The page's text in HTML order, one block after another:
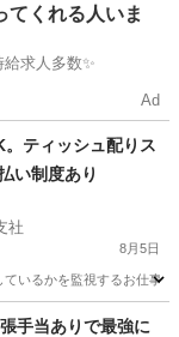
てくれる人いま
！高時給求人多数✨
Ad
。ティッシュ配りス
い制度あり
社
8月5日
いるかを監視するお仕事
手当ありで最強に